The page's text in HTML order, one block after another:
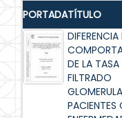
PORTADATÍTULO
DIFERENCIA
DE LA TASA
FILTRADO
PACIENTES